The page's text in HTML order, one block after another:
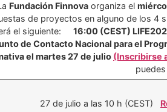
Fundación Finnova organiza el
de proyectos en alguno de los 4
el siguiente: 16:00 (CEST)
de Contacto Nacional para el
el martes 27 de julio (Inscribirse
27 de julio a las 10 h (CEST)